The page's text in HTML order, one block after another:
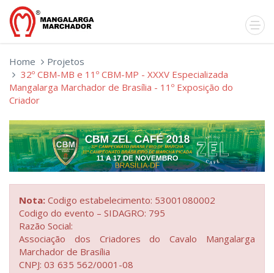
Home
Projetos
32º CBM-MB e 11º CBM-MP - XXXV Especializada
Mangalarga Marchador de Brasília - 11º Exposição do
Criador
Nota: Codigo estabelecimento: 53001080002
Codigo do evento – SIDAGRO: 795
Razão Social:
Associação dos Criadores do Cavalo Mangalarga
Marchador de Brasília
CNPJ: 03 635 562/0001-08